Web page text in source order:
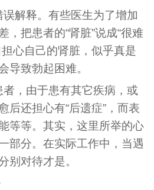
误解释。有些医生为了增加
，把患者的“肾脏”说成“很难
心自己的肾脏，似乎真是
导致勃起困难。
者，由于患有其它疾病，或
后还担心有“后遗症”，而表
等等。其实，这里所举的心
部分。在实际工作中，当遇
别对待才是。